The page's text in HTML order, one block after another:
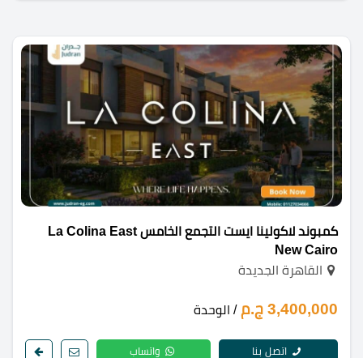
كمبوند لاكولينا ايست التجمع الخامس La Colina East
New Cairo
القاهرة الجديدة
3,400,000 ج.م / الوحدة
اتصل بنا واتساب